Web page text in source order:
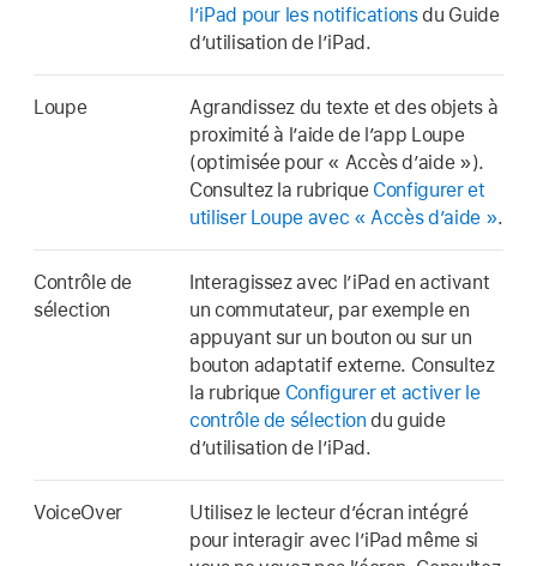
l’iPad pour les notificationsdu Guide
d’utilisation de l’iPad.
Loupe
Agrandissez du texte et des objets à
proximité à l’aide de l’app Loupe
(optimisée pour « Accès d’aide »).
Consultez la rubrique Configurer et
utiliser Loupe avec « Accès d’aide ».
Contrôle de
sélection
Interagissez avec l’iPad en activant
un commutateur, par exemple en
appuyant sur un bouton ou sur un
bouton adaptatif externe. Consultez
la rubrique Configurer et activer le
contrôle de sélection du guide
d’utilisation de l’iPad.
VoiceOver
Utilisez le lecteur d’écran intégré
pour interagir avec l’iPad même si